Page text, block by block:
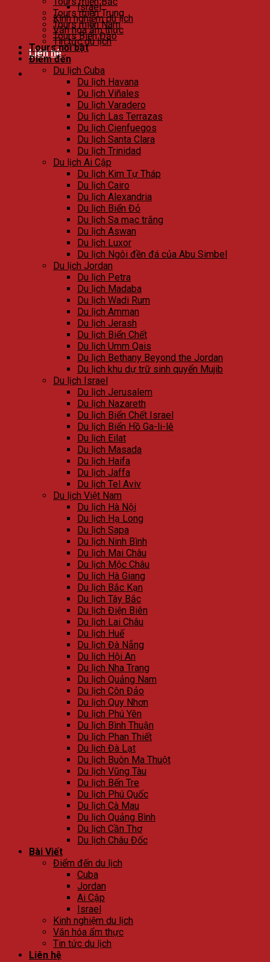
Israel
Kinh nghiệm du lịch
Văn hóa ẩm thực
Tin tức du lịch
Liên hệ
Tours miền Trung
Tours miền Nam
Tours Biển Đảo
Tours nổi bật
Điểm đến
Du lịch Cuba
Du lịch Havana
Du lịch Viñales
Du lịch Varadero
Du lịch Las Terrazas
Du lịch Cienfuegos
Du lịch Santa Clara
Du lịch Trinidad
Du lịch Ai Cập
Du lịch Kim Tự Tháp
Du lịch Cairo
Du lịch Alexandria
Du lịch Biển Đỏ
Du lịch Sa mạc trắng
Du lịch Aswan
Du lịch Luxor
Du lịch Ngôi đền đá của Abu Simbel
Du lịch Jordan
Du lịch Petra
Du lịch Madaba
Du lịch Wadi Rum
Du lịch Amman
Du lịch Jerash
Du lịch Biển Chết
Du lịch Umm Qais
Du lịch Bethany Beyond the Jordan
Du lịch khu dự trữ sinh quyển Mujib
Du lịch Israel
Du lịch Jerusalem
Du lịch Nazareth
Du lịch Biển Chết Israel
Du lịch Biển Hồ Ga-li-lê
Du lịch Eilat
Du lịch Masada
Du lịch Haifa
Du lịch Jaffa
Du lịch Tel Aviv
Du lịch Việt Nam
Du lịch Hà Nội
Du lịch Hạ Long
Du lịch Sapa
Du lịch Ninh Bình
Du lịch Mai Châu
Du lịch Mộc Châu
Du lịch Hà Giang
Du lịch Bắc Kạn
Du lịch Tây Bắc
Du lịch Điện Biên
Du lịch Lai Châu
Du lịch Huế
Du lịch Đà Nẵng
Du lịch Hội An
Du lịch Nha Trang
Du lịch Quảng Nam
Du lịch Côn Đảo
Du lịch Quy Nhơn
Du lịch Phú Yên
Du lịch Bình Thuận
Du lịch Phan Thiết
Du lịch Đà Lạt
Du lịch Buôn Ma Thuột
Du lịch Vũng Tàu
Du lịch Bến Tre
Du lịch Phú Quốc
Du lịch Cà Mau
Du lịch Quảng Bình
Du lịch Cần Thơ
Du lịch Châu Đốc
Bài Viết
Điểm đến du lịch
Cuba
Jordan
Ai Cập
Israel
Kinh nghiệm du lịch
Văn hóa ẩm thực
Tin tức du lịch
Liên hệ